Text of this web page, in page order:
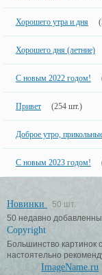
Хорошего утра и дня
Хорошего дня (летние)
С новым 2022 годом!
Привет (254 шт.)
Доброе утро,
С новым 2023 годом!
Новинки
50 шт.
50 недавно
Copyright
Большинство картинок
настоятельно
ImageName.ru